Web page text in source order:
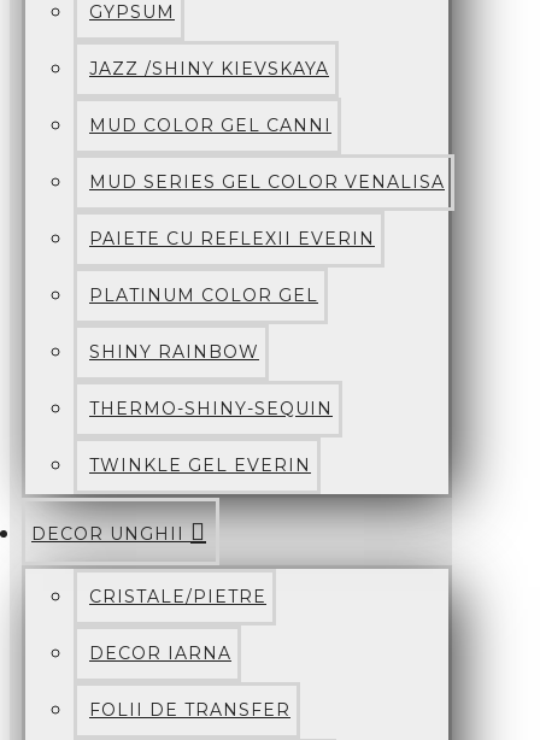
GYPSUM
JAZZ /SHINY KIEVSKAYA
MUD COLOR GEL CANNI
MUD SERIES GEL COLOR VENALISA
PAIETE CU REFLEXII EVERIN
PLATINUM COLOR GEL
SHINY RAINBOW
THERMO-SHINY-SEQUIN
TWINKLE GEL EVERIN
DECOR UNGHII
CRISTALE/PIETRE
DECOR IARNA
FOLII DE TRANSFER